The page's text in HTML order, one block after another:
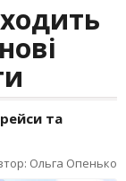
рейси та
Ольга Опенько